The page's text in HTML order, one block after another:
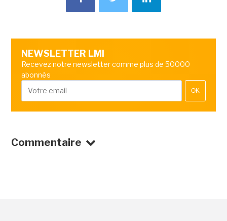
NEWSLETTER LMI
Recevez notre newsletter comme plus de 50000
abonnés
OK
Commentaire